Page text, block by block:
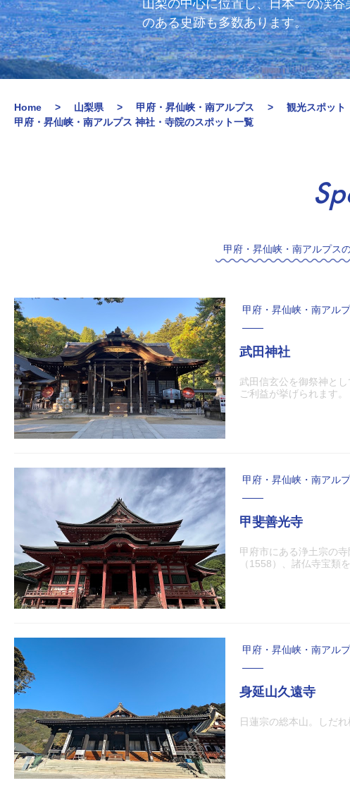
山梨の中心に位置し、日本一の渓
のある史跡も多数あります。
Home 山梨県 甲府・昇仙峡・南アルプス 観光スポット
甲府・昇仙峡・南アルプス 神社・寺院のスポット一覧
甲府・昇仙峡・南アルプス
甲府・昇仙峡・南アル
武田神社
武田信玄公を御祭神と
ご利益が挙げられます。
甲府・昇仙峡・南アル
甲斐善光寺
甲府市にある浄土宗の
（1558）、諸仏寺宝類
甲府・昇仙峡・南アル
身延山久遠寺
日蓮宗の総本山。しだ